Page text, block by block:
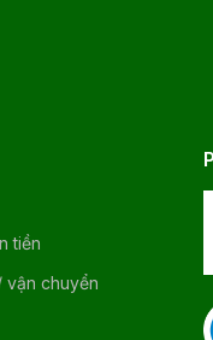
tiền
vận chuyển